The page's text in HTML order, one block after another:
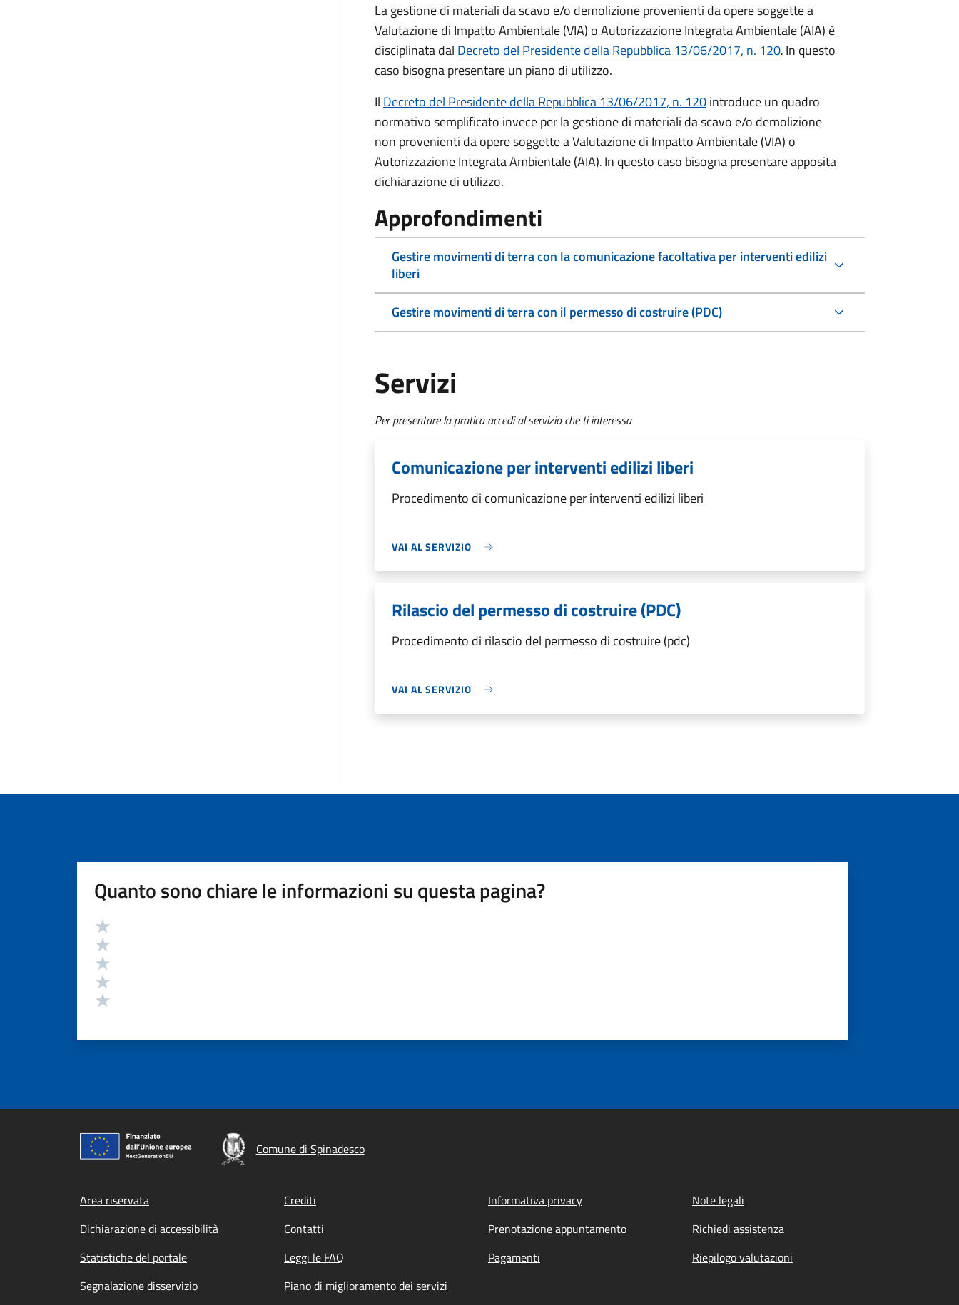
La gestione di materiali da scavo e/o demolizione provenienti da opere soggette a
Valutazione di Impatto Ambientale (VIA) o Autorizzazione Integrata Ambientale (AIA) è
disciplinata dal Decreto del Presidente della Repubblica 13/06/2017, n. 120.In questo
caso bisogna presentare un piano di utilizzo.
Il Decreto del Presidente della Repubblica 13/06/2017, n. 120introduce un quadro
normativo semplificato invece per la gestione di materiali da scavo e/o demolizione
non provenienti da opere soggette a Valutazione di Impatto Ambientale (VIA) o
Autorizzazione Integrata Ambientale (AIA).In questo caso bisogna presentare apposita
dichiarazione di utilizzo.
Approfondimenti
Gestire movimenti di terra con la comunicazione facoltativa per interventi edilizi
liberi
Gestire movimenti di terra con il permesso di costruire (PDC)
Servizi
Per presentare la pratica accedi al servizio che ti interessa
Comunicazione per interventi edilizi liberi
Procedimento di comunicazione per interventi edilizi liberi
VAI AL SERVIZIO
Rilascio del permesso di costruire (PDC)
Procedimento di rilascio del permesso di costruire (pdc)
VAI AL SERVIZIO
Quanto sono chiare le informazioni su questa pagina?
Valutazione
Comune di Spinadesco
Footer menu
Area riservata Crediti Informativa privacy
Note legali
Dichiarazione di accessibilità
Contatti Prenotazione appuntamento
Richiedi assistenza
Statistiche del portale
Leggi le FAQ Pagamenti
Riepilogo valutazioni
Segnalazione disservizio
Piano di miglioramento dei servizi